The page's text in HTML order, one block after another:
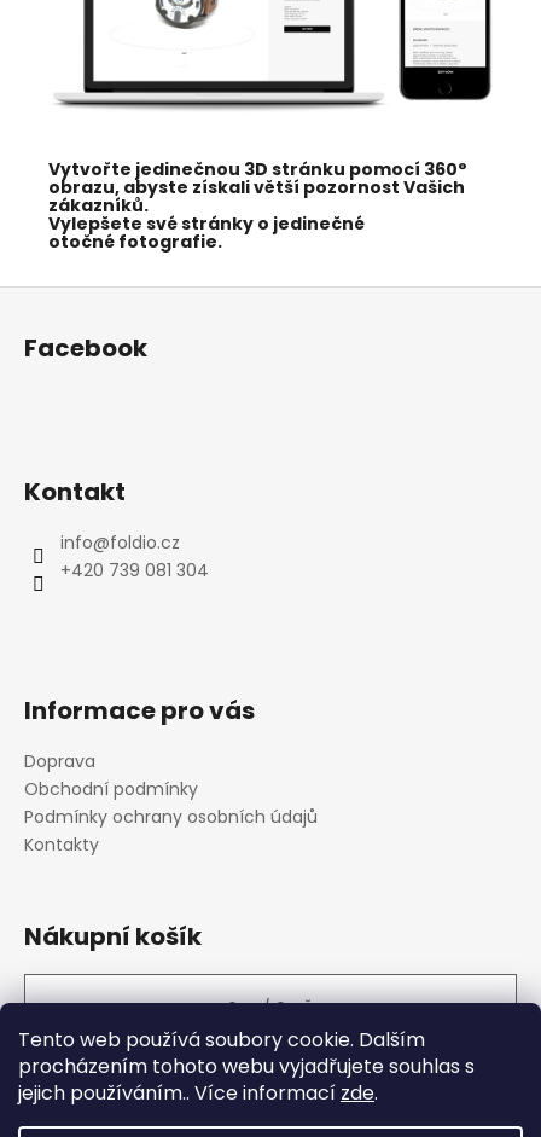
Tento web používá soubory cookie. Dalším
procházením tohoto webu vyjadřujete souhlas s
jejich používáním.. Více informací zde.
Vytvořte jedinečnou 3D stránku pomocí 360°
obrazu, abyste získali větší pozornost Vašich
zákazníků.
Vylepšete své stránky o jedinečné
otočné fotografie.
Facebook
Kontakt
info@foldio.cz
+420 739 081 304
Informace pro vás
Doprava
Obchodní podmínky
Podmínky ochrany osobních údajů
Kontakty
Nákupní košík
0KS /0 KČ